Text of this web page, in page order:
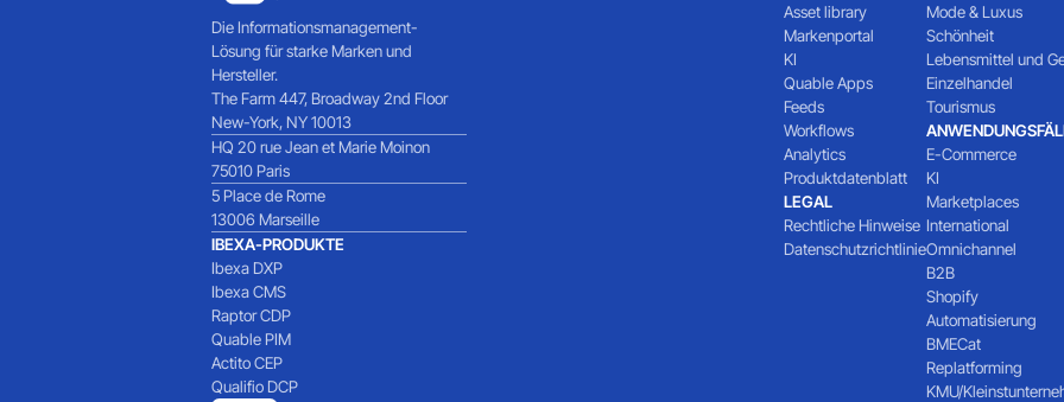
Die Informationsmanagement-
Lösung für starke Marken und
Hersteller.
The Farm 447, Broadway 2nd Floor
New-York, NY 10013
HQ 20 rue Jean et Marie Moinon
75010 Paris
5 Place de Rome
13006 Marseille
IBEXA-PRODUKTE
Ibexa DXP
Ibexa CMS
Raptor CDP
Quable PIM
Actito CEP
Qualifio DCP
Asset library
Markenportal
KI
Quable Apps
Feeds
Workflows
Analytics
Produktdatenblatt
LEGAL
Rechtliche Hinweise
Datenschutzrichtlinie
Mode & Luxus
Schönheit
Lebensmittel und
Einzelhandel
Tourismus
E-Commerce
KI
Marketplaces
International
Omnichannel
B2B
Shopify
Automatisierung
BMECat
Replatforming
KMU/